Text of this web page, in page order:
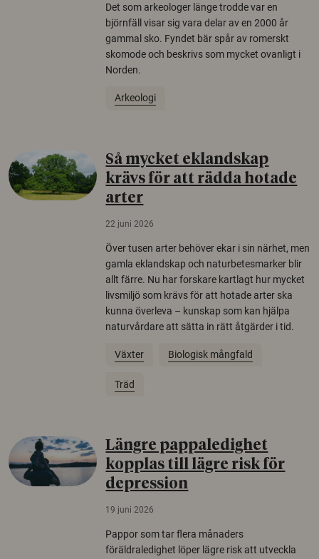
Det som arkeologer länge trodde var en
björnfäll visar sig vara delar av en 2000 år
gammal sko. Fyndet bär spår av romerskt
skomode och beskrivs som mycket ovanligt i
Norden.
Arkeologi
Så mycket eklandskap
krävs för att rädda hotade
arter
22 juni 2026
Över tusen arter behöver ekar i sin närhet, men
gamla eklandskap och naturbetesmarker blir
allt färre. Nu har forskare kartlagt hur mycket
livsmiljö som krävs för att hotade arter ska
kunna överleva – kunskap som kan hjälpa
naturvårdare att sätta in rätt åtgärder i tid.
Växter Biologisk mångfald
Träd
Längre pappaledighet
kopplas till lägre risk för
depression
19 juni 2026
Pappor som tar flera månaders
föräldraledighet löper lägre risk att utveckla